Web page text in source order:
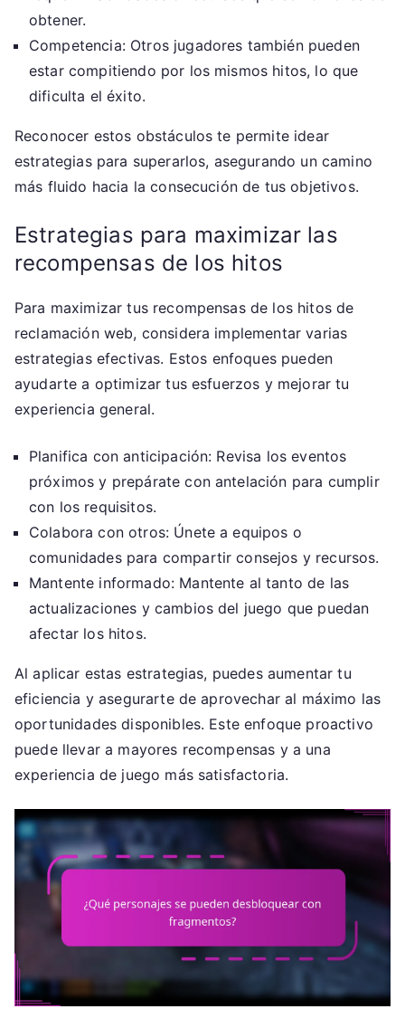
obtener.
Competencia: Otros jugadores también pueden
estar compitiendo por los mismos hitos, lo que
dificulta el éxito.
Reconocer estos obstáculos te permite idear
estrategias para superarlos, asegurando un camino
más fluido hacia la consecución de tus objetivos.
Estrategias para maximizar las
recompensas de los hitos
Para maximizar tus recompensas de los hitos de
reclamación web, considera implementar varias
estrategias efectivas. Estos enfoques pueden
ayudarte a optimizar tus esfuerzos y mejorar tu
experiencia general.
Planifica con anticipación: Revisa los eventos
próximos y prepárate con antelación para cumplir
con los requisitos.
Colabora con otros: Únete a equipos o
comunidades para compartir consejos y recursos.
Mantente informado: Mantente al tanto de las
actualizaciones y cambios del juego que puedan
afectar los hitos.
Al aplicar estas estrategias, puedes aumentar tu
eficiencia y asegurarte de aprovechar al máximo las
oportunidades disponibles. Este enfoque proactivo
puede llevar a mayores recompensas y a una
experiencia de juego más satisfactoria.